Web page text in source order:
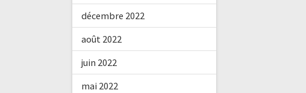
décembre 2022
août 2022
juin 2022
mai 2022